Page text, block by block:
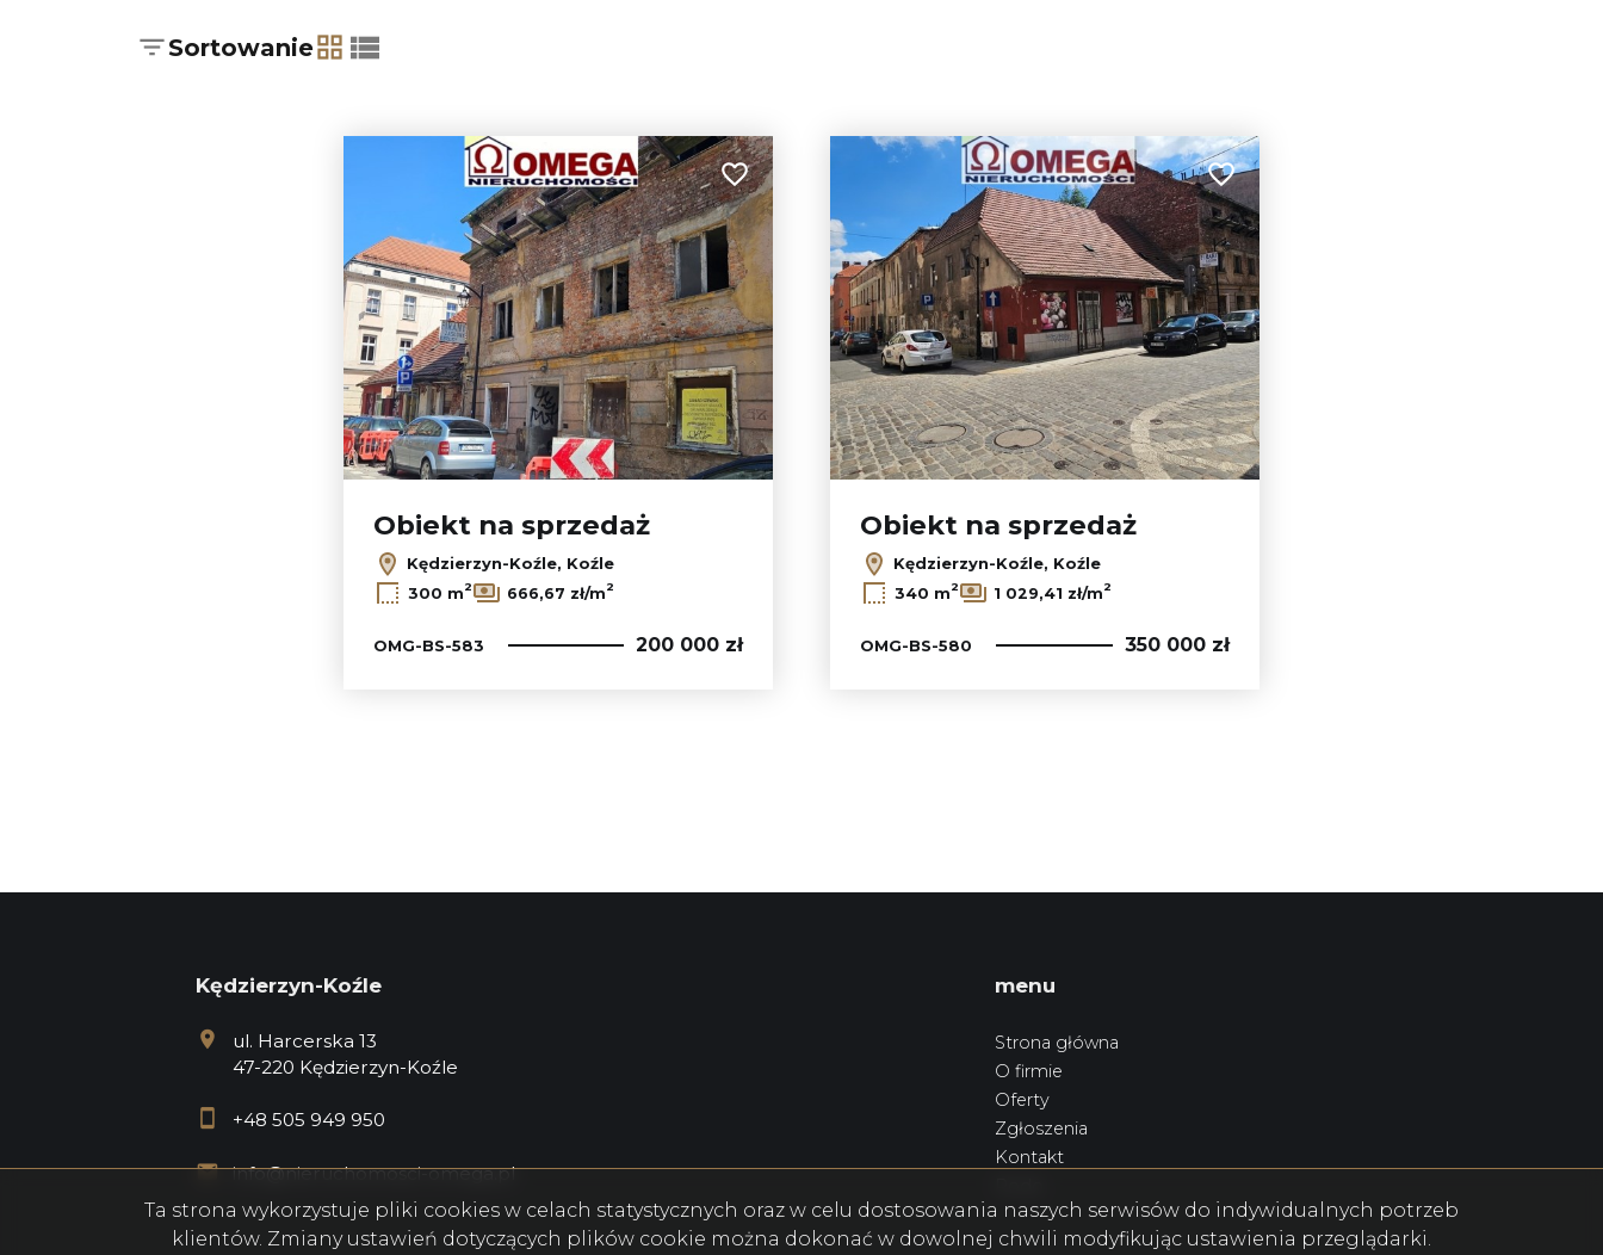
Sortowanie
tabela
lista
Dodaj do ulubionych
Obiekt na sprzedaż
Kędzierzyn-Koźle, Koźle
300 m2 666,67 zł/m2
OMG-BS-583 200 000 zł
Dodaj do ulubionych
Obiekt na sprzedaż
Kędzierzyn-Koźle, Koźle
340 m2 1 029,41 zł/m2
OMG-BS-580 350 000 zł
Kędzierzyn-Koźle
ul. Harcerska 13
47-220 Kędzierzyn-Koźle
+48 505 949 950
info@nieruchomosci-omega.pl
menu
Strona główna
O firmie
Oferty
Zgłoszenia
Kontakt
Ta strona wykorzystuje pliki cookies w celach statystycznych oraz w celu dostosowania naszych serwisów do indywidualnych potrzeb
klientów. Zmiany ustawień dotyczących plików cookie można dokonać w dowolnej chwili modyfikując ustawienia przeglądarki.